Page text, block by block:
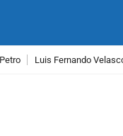
Luis Fernando